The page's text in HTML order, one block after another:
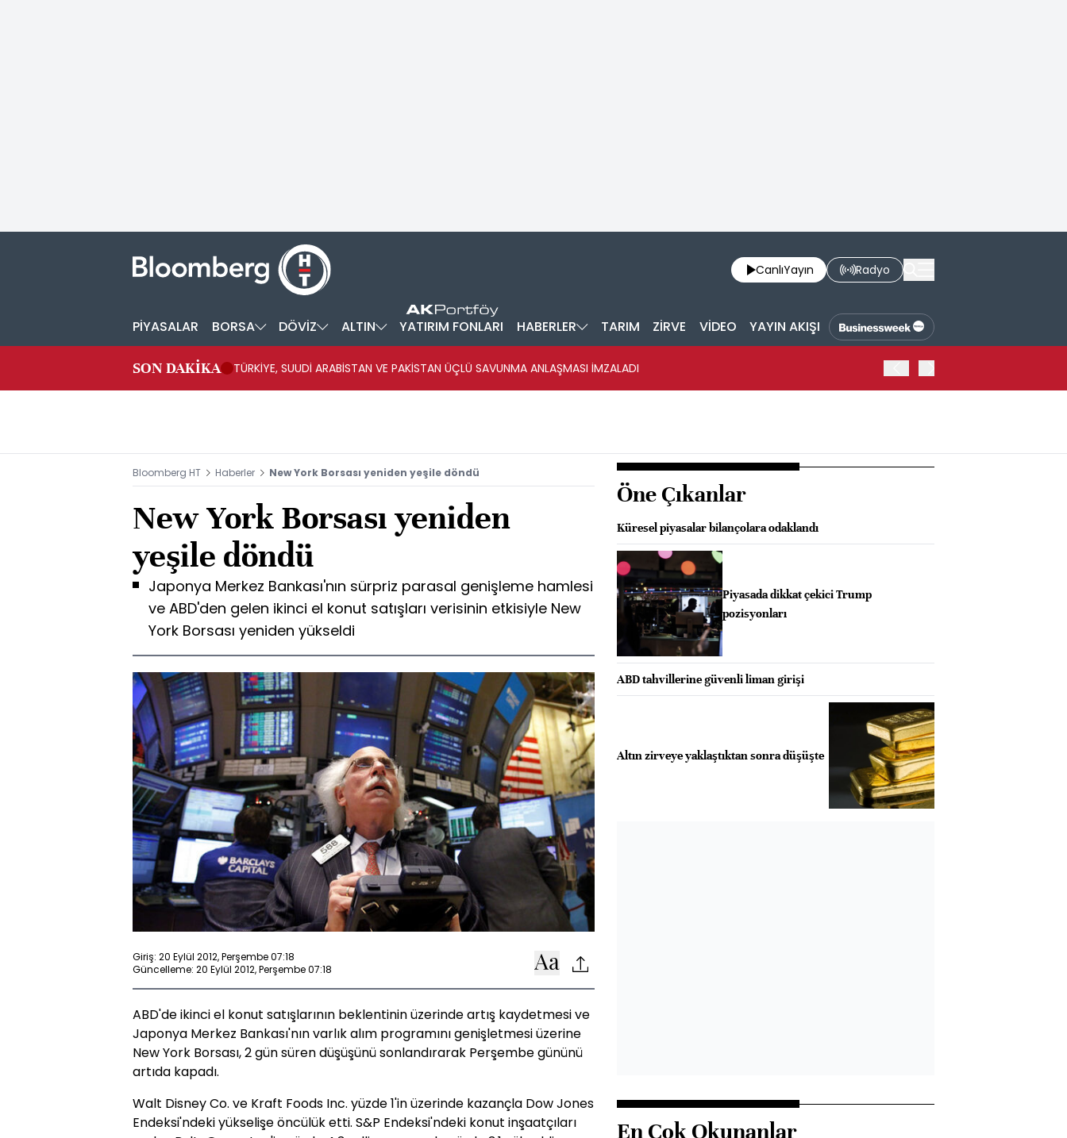
CanlıYayın Radyo
PİYASALAR BORSA DÖVİZ ALTIN YATIRIM FONLARI HABERLER TARIM ZİRVE VİDEO YAYIN AKIŞI
SON DAKİKA TÜRKİYE, SUUDİ ARABİSTAN VE PAKİSTAN ÜÇLÜ SAVUNMA ANLAŞMASI İMZALADI
Bloomberg HT Haberler New York Borsası yeniden yeşile döndü
New York Borsası yeniden
yeşile döndü
Japonya Merkez Bankası'nın sürpriz parasal genişleme hamlesi
ve ABD'den gelen ikinci el konut satışları verisinin etkisiyle New
York Borsası yeniden yükseldi
Giriş: 20 Eylül 2012, Perşembe 07:18
Güncelleme: 20 Eylül 2012, Perşembe 07:18
ABD'de ikinci el konut satışlarının beklentinin üzerinde artış kaydetmesi ve
Japonya Merkez Bankası'nın varlık alım programını genişletmesi üzerine
New York Borsası, 2 gün süren düşüşünü sonlandırarak Perşembe gününü
artıda kapadı.
Walt Disney Co. ve Kraft Foods Inc. yüzde 1'in üzerinde kazançla Dow Jones
Endeksi'ndeki yükselişe öncülük etti. S&P Endeksi'ndeki konut inşaatçıları
Öne Çıkanlar
Küresel piyasalar bilançolara odaklandı
Piyasada dikkat çekici Trump
pozisyonları
ABD tahvillerine güvenli liman girişi
Altın zirveye yaklaştıktan sonra düşüşte
En Çok Okunanlar